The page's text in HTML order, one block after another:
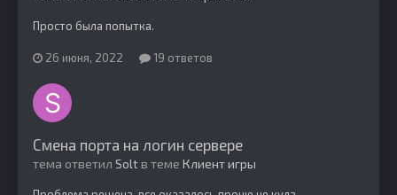
Просто была попытка.
26 июня, 2022 19 ответов
Смена порта на логин сервере
тема ответил Soltв теме Клиент игры